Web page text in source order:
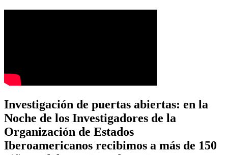
Investigación de puertas abiertas: en la
Noche de los Investigadores de la
Organización de Estados
Iberoamericanos recibimos a más de 150